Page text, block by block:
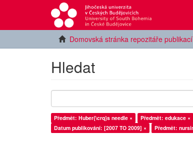
Domovská stránka repozitáře
Hledat
Předmět: Huber{\crq}s needle × Předmět: edukace ×
Datum publikování: [2007 TO 2009] ×
Předmět: